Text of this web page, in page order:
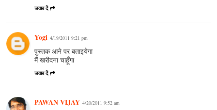
जवाब दें
Yogi 4/19/2011 9:21 pm
पुस्तक आने पर बताइयेगा
मैं खरीदना चाहूँगा
जवाब दें
PAWAN VIJAY 4/20/2011 9:52 am